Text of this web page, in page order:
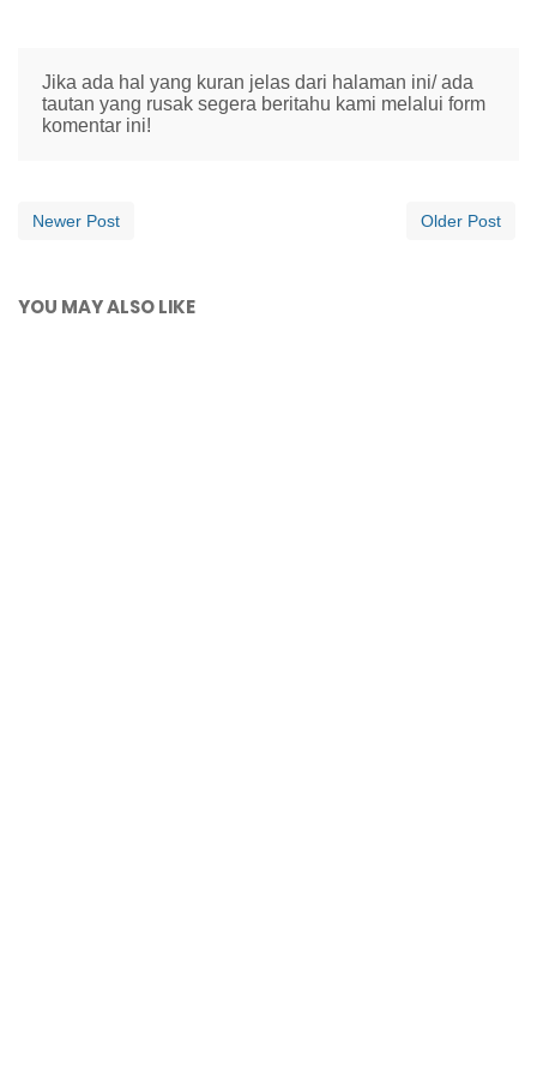
Jika ada hal yang kuran jelas dari halaman ini/ ada
tautan yang rusak segera beritahu kami melalui form
komentar ini!
Newer Post Older Post
YOU MAY ALSO LIKE